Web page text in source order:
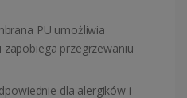
PU umożliwia
przegrzewaniu
dla alergików i